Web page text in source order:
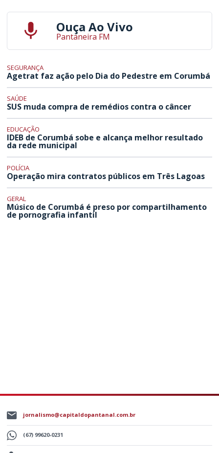
Ouça Ao Vivo
Pantaneira FM
SEGURANÇA
Agetrat faz ação pelo Dia do Pedestre em Corumbá
SAÚDE
SUS muda compra de remédios contra o câncer
EDUCAÇÃO
IDEB de Corumbá sobe e alcança melhor resultado
da rede municipal
POLÍCIA
Operação mira contratos públicos em Três Lagoas
GERAL
Músico de Corumbá é preso por compartilhamento
de pornografia infantil
jornalismo@capitaldopantanal.com.br
(67) 99620-0231